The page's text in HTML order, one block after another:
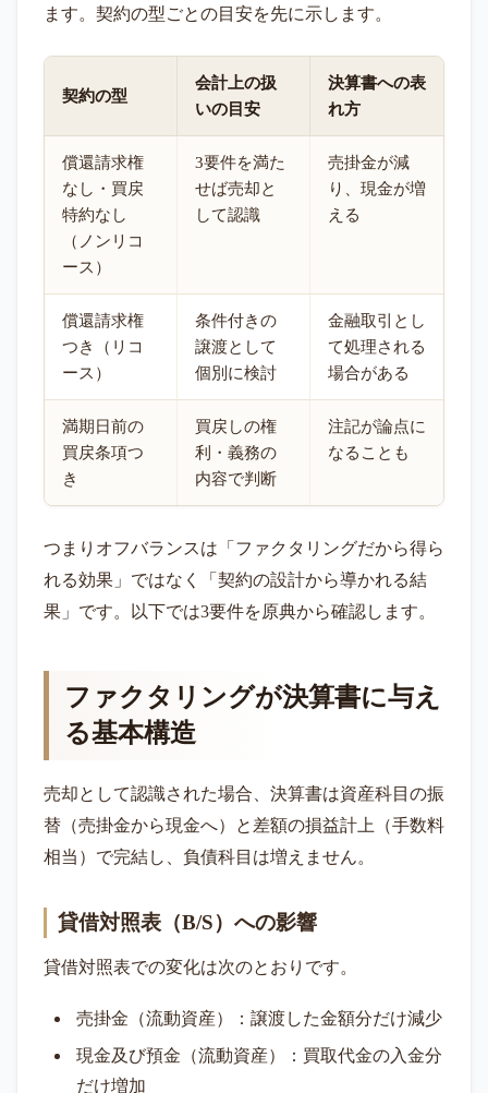
ます。契約の型ごとの目安を先に示します。
契約の型
会計上の扱
いの目安
決算書への表
れ方
償還請求権
なし・買戻
特約なし
（ノンリコ
ース）
3要件を満た
せば売却と
して認識
売掛金が減
り、現金が増
える
償還請求権
つき（リコ
ース）
条件付きの
譲渡として
個別に検討
金融取引とし
て処理される
場合がある
満期日前の
買戻条項つ
き
買戻しの権
利・義務の
内容で判断
注記が論点に
なることも
つまりオフバランスは「ファクタリングだから得ら
れる効果」ではなく「契約の設計から導かれる結
果」です。以下では3要件を原典から確認します。
ファクタリングが決算書に与え
る基本構造
売却として認識された場合、決算書は資産科目の振
替（売掛金から現金へ）と差額の損益計上（手数料
相当）で完結し、負債科目は増えません。
貸借対照表（B/S）への影響
貸借対照表での変化は次のとおりです。
売掛金（流動資産）：譲渡した金額分だけ減少
現金及び預金（流動資産）：買取代金の入金分
だけ増加